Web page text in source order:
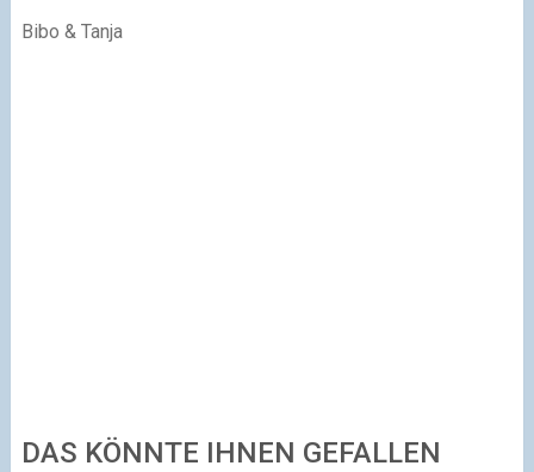
Bibo & Tanja
DAS KÖNNTE IHNEN GEFALLEN